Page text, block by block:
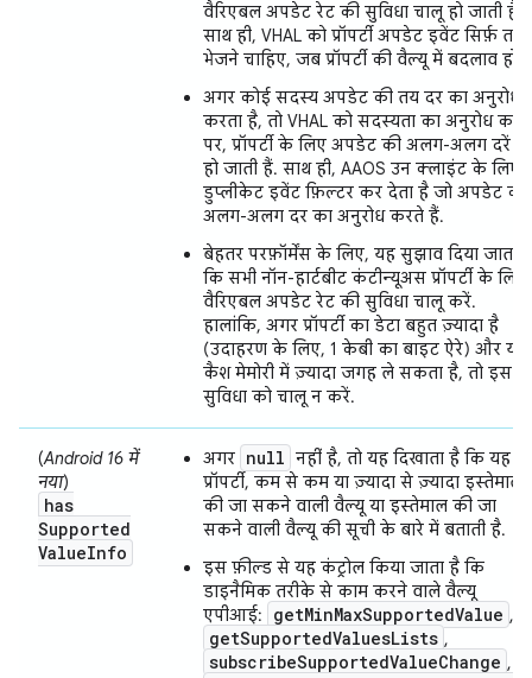
वैरिएबल अपडेट रेट की सुविधा चालू हो जाती है.
साथ ही, VHAL को प्रॉपर्टी अपडेट इवेंट सिर्फ़ तब
भेजने चाहिए, जब प्रॉपर्टी की वैल्यू में बदलाव हो.
अगर कोई सदस्य अपडेट की तय दर का अनुरोध
करता है, तो VHAL को सदस्यता का अनुरोध करने
पर, प्रॉपर्टी के लिए अपडेट की अलग-अलग दरें
हो जाती हैं. साथ ही, AAOS उन क्लाइंट के लिए
डुप्लीकेट इवेंट फ़िल्टर कर देता है जो अपडेट की
अलग-अलग दर का अनुरोध करते हैं.
बेहतर परफ़ॉर्मेंस के लिए, यह सुझाव दिया जाता है
कि सभी नॉन-हार्टबीट कंटीन्यूअस प्रॉपर्टी के लिए,
वैरिएबल अपडेट रेट की सुविधा चालू करें.
हालांकि, अगर प्रॉपर्टी का डेटा बहुत ज़्यादा है
(उदाहरण के लिए, 1 केबी का बाइट ऐरे) और यह
कैश मेमोरी में ज़्यादा जगह ले सकता है, तो इस
सुविधा को चालू न करें.
(Android 16 में
नया)
has
Supported
ValueInfo
अगर null नहीं है, तो यह दिखाता है कि यह
प्रॉपर्टी, कम से कम या ज़्यादा से ज़्यादा इस्तेमाल
की जा सकने वाली वैल्यू या इस्तेमाल की जा
सकने वाली वैल्यू की सूची के बारे में बताती है.
इस फ़ील्ड से यह कंट्रोल किया जाता है कि
डाइनैमिक तरीके से काम करने वाले वैल्यू
एपीआई:
getMinMaxSupportedValue ,
getSupportedValuesLists ,
subscribeSupportedValueChange ,